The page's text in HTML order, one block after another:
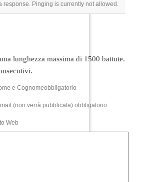
response. Pinging is currently not allowed.
lunghezza massima di 1500 battute.
e Cognomeobbligatorio
mail (non verrà pubblicata) obbligatorio
Web